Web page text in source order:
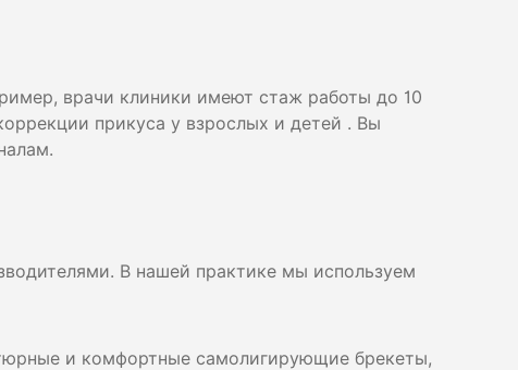
врачи клиники имеют стаж работы до 10
прикуса у взрослых и детей . Вы
В нашей практике мы используем
и комфортные самолигирующие брекеты,